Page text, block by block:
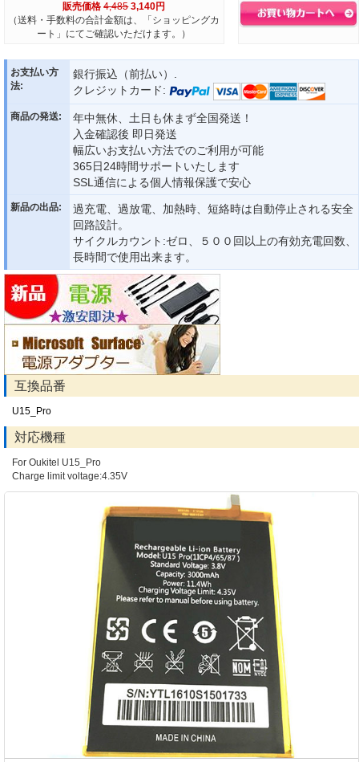
販売価格 4,485 3,140円
（送料・手数料の合計金額は、「ショッピングカ
ート」にてご確認いただけます。）
お支払い方
法:
銀行振込（前払い）.
クレジットカード:
商品の発送:
年中無休、土日も休まず全国発送！
入金確認後 即日発送
幅広いお支払い方法でのご利用が可能
365日24時間サポートいたします
SSL通信による個人情報保護で安心
新品の出品:
過充電、過放電、加熱時、短絡時は自動停止される安全
回路設計。
サイクルカウント:ゼロ、５００回以上の有効充電回数、
長時間で使用出来ます。
互換品番
U15_Pro
対応機種
For Oukitel U15_Pro
Charge limit voltage:4.35V